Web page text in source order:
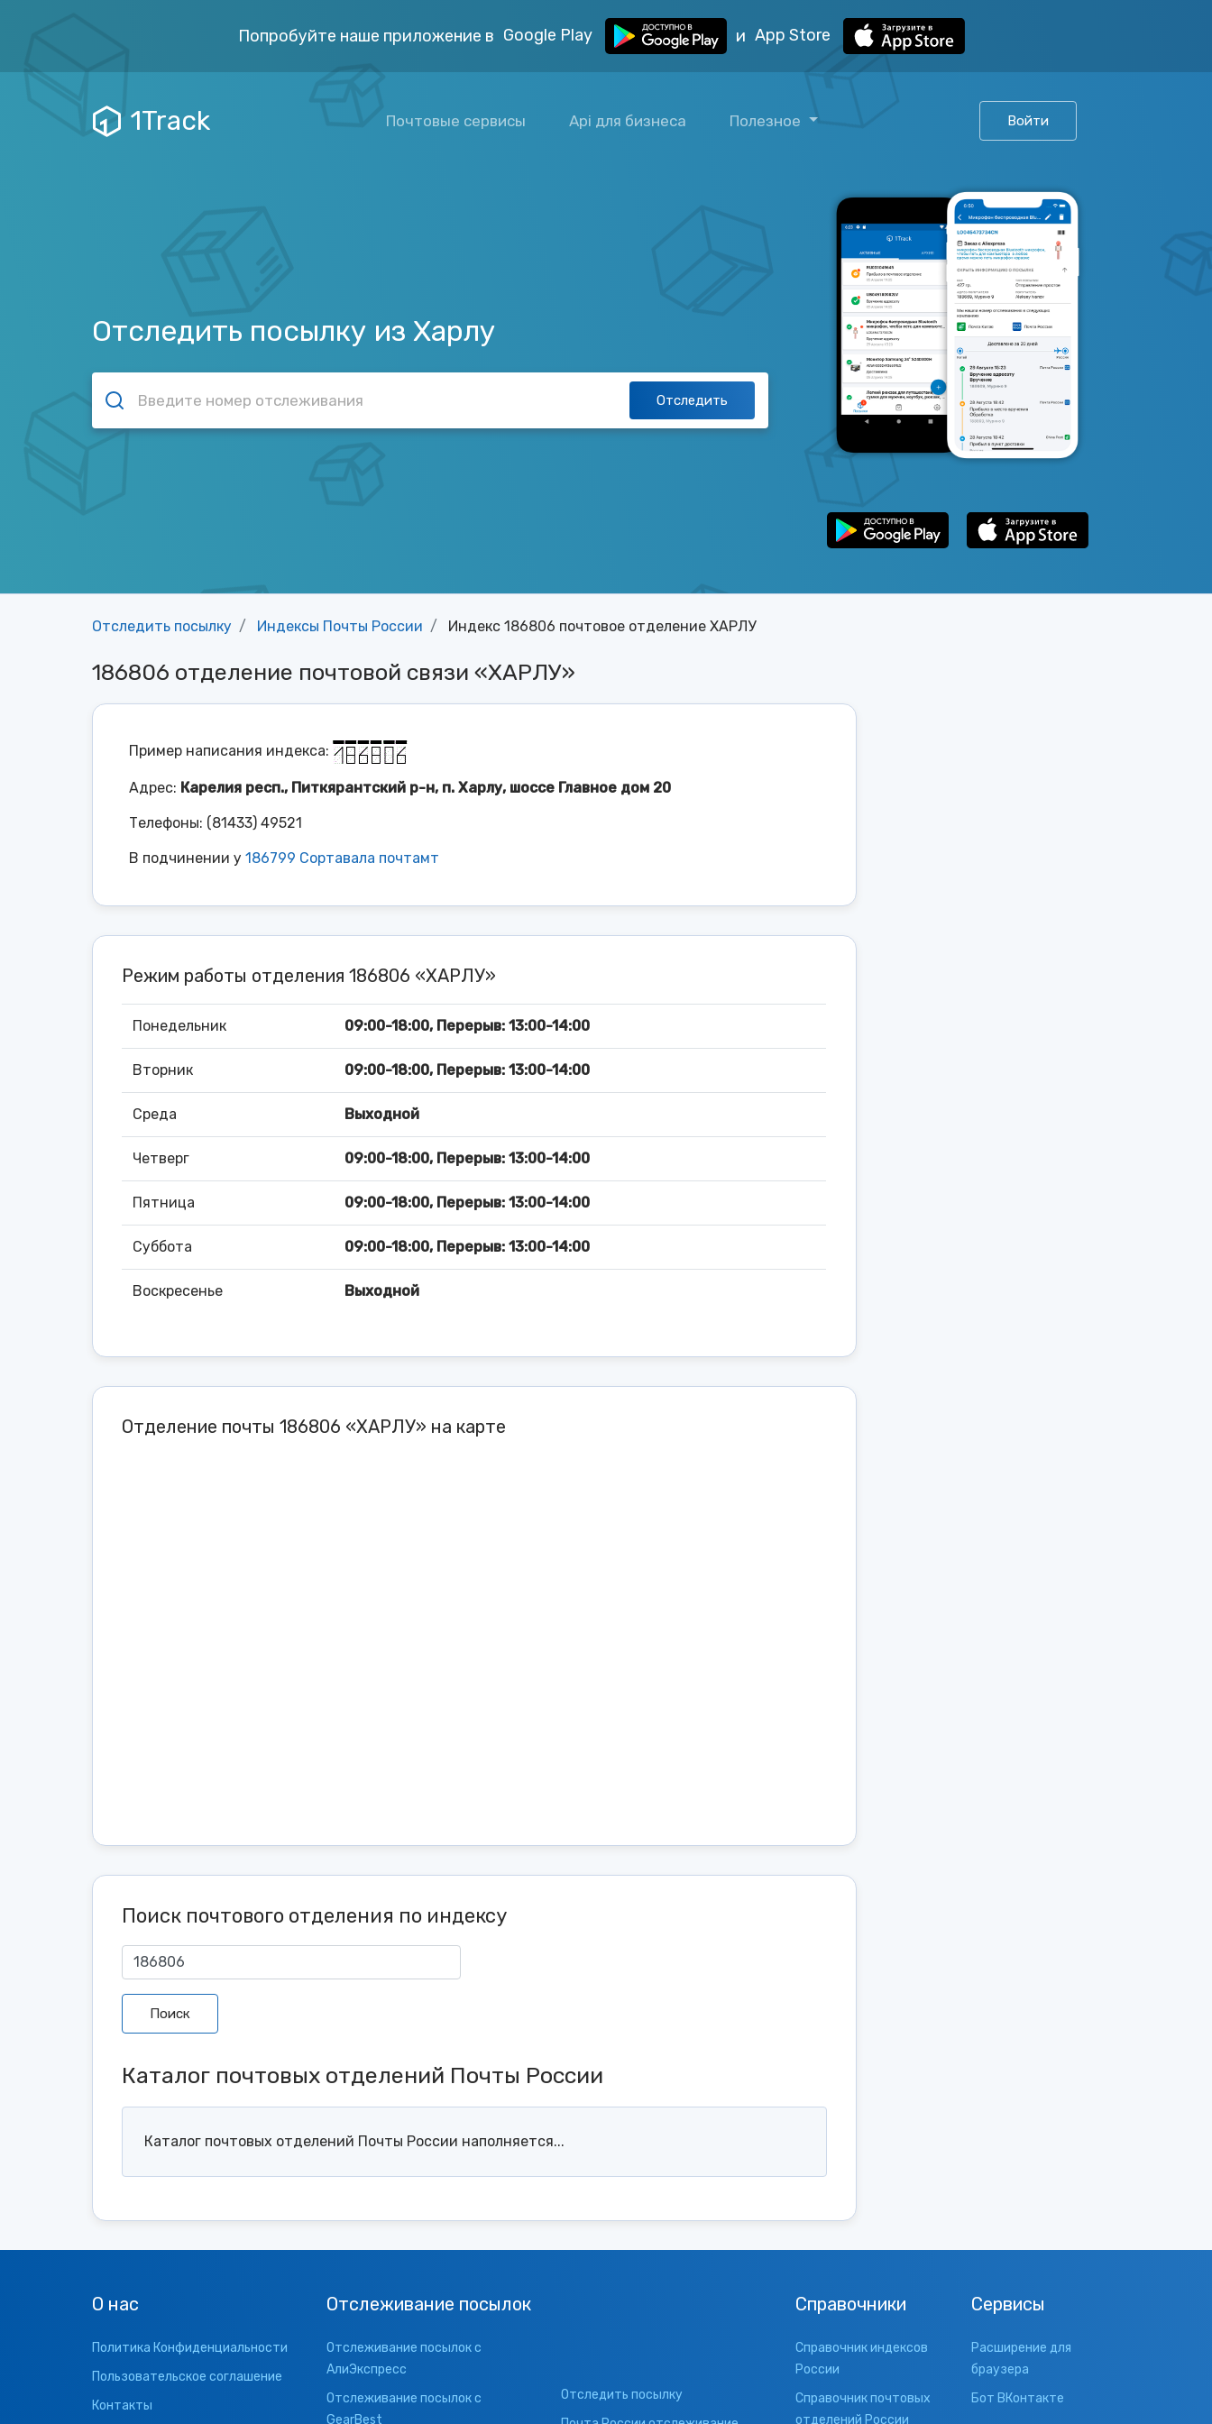
Попробуйте наше приложение в Google Play и App Store
1Track Почтовые сервисы Api для бизнеса Полезное Войти
Отследить посылку из Харлу
Отследить
Отследить посылку Индексы Почты России Индекс 186806 почтовое отделение ХАРЛУ
186806 отделение почтовой связи «ХАРЛУ»
Пример написания индекса:
Адрес: Карелия респ., Питкярантский р-н, п. Харлу, шоссе Главное дом 20
Телефоны: (81433) 49521
В подчинении у 186799 Сортавала почтамт
Режим работы отделения 186806 «ХАРЛУ»
Понедельник 09:00-18:00, Перерыв: 13:00-14:00
Вторник 09:00-18:00, Перерыв: 13:00-14:00
Среда Выходной
Четверг 09:00-18:00, Перерыв: 13:00-14:00
Пятница 09:00-18:00, Перерыв: 13:00-14:00
Суббота 09:00-18:00, Перерыв: 13:00-14:00
Воскресенье Выходной
Отделение почты 186806 «ХАРЛУ» на карте
Поиск почтового отделения по индексу
Поиск
Каталог почтовых отделений Почты России
Каталог почтовых отделений Почты России наполняется...
О нас
Политика Конфиденциальности
Пользовательское соглашение
Контакты
Отслеживание посылок
Отслеживание посылок с
АлиЭкспресс
Отслеживание посылок с
GearBest
Отследить посылку
Справочники
Справочник индексов
России
Справочник почтовых
отделений России
Сервисы
Расширение для
браузера
Бот ВКонтакте